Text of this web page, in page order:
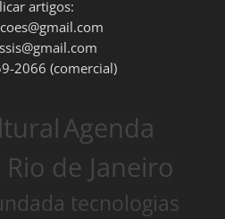
artigos:
2066 (comercial)
Agenda
de Janeiro
tecnologias